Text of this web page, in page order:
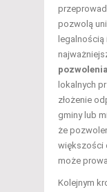
pozwolą
lokalnych
złożenie
gminy lub
że
większości
może
Kolejnym